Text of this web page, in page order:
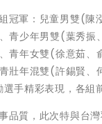
冠軍：兒童男雙(
青少年男雙(葉秀
青年女雙(徐意茹
壯年混雙(許錫賢
手精彩表現，各組
品質，此次特與台